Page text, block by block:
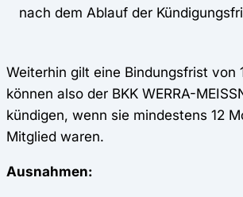
nach dem Ablauf der
Weiterhin gilt eine Bindungsfrist von
können also der BKK WERRA-
kündigen, wenn sie mindestens 12
Mitglied waren.
Ausnahmen: